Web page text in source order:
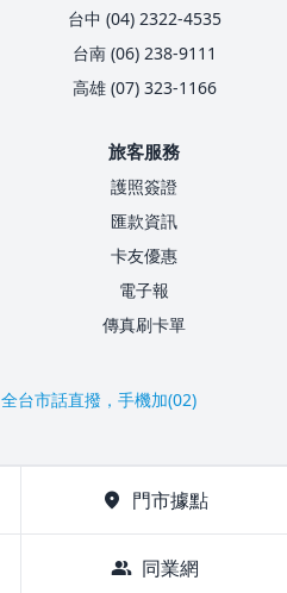
台中 (04) 2322-4535
台南 (06) 238-9111
高雄 (07) 323-1166
旅客服務
護照簽證
匯款資訊
卡友優惠
電子報
傳真刷卡單
全台市話直撥，手機加(02)
location_on 門市據點
group 同業網